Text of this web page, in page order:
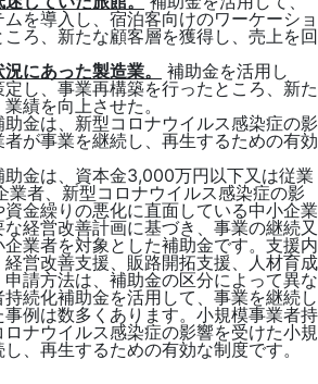
を導入し、宿泊客向けのワーケーショ
ろ、新たな顧客層を獲得し、売上を回
にあった製造業。
補助金を活用し
し、事業再構築を行ったところ、新た
績を向上させた。
金は、新型コロナウイルス感染症の影
が事業を継続し、再生するための有効
金は、資本金3,000万円以下又は従業
業者、新型コロナウイルス感染症の影
金繰りの悪化に直面している中小企業
経営改善計画に基づき、事業の継続又
業者を対象とした補助金です。支援内
営改善支援、販路開拓支援、人材育成
請方法は、補助金の区分によって異な
続化補助金を活用して、事業を継続し
例は数多くあります。小規模事業者持
ナウイルス感染症の影響を受けた小規
、再生するための有効な制度です。